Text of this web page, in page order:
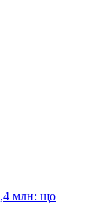
млн: що